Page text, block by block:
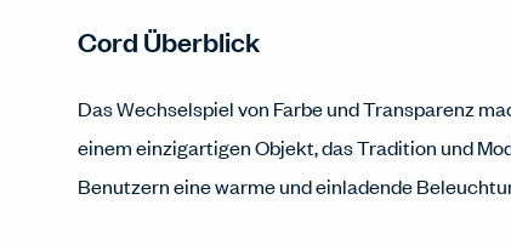
Cord Überblick
Das Wechselspiel von Farbe und Transparenz
einem einzigartigen Objekt, das Tradition und
Benutzern eine warme und einladende